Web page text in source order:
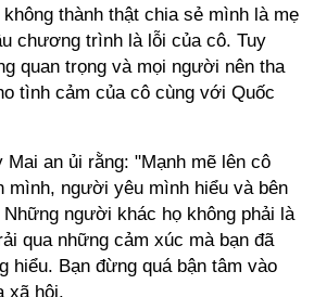
thành thật chia sẻ mình là mẹ
chương trình là lỗi của cô. Tuy
quan trọng và mọi người nên tha
tình cảm của cô cùng với Quốc
Mai an ủi rằng: "Mạnh mẽ lên cô
mình, người yêu mình hiểu và bên
người khác họ không phải là
qua những cảm xúc mà bạn đã
hiểu. Bạn đừng quá bận tâm vào
xã hội.